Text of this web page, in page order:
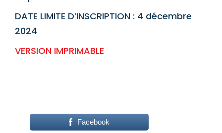
DATE LIMITE D’INSCRIPTION : 4 décembre
2024
VERSION IMPRIMABLE
Facebook